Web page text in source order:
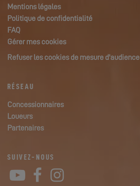
Mentions légales
Politique de confidentialité
FAQ
Gérer mes cookies
Refuser les cookies de mesure d'audience
RÉSEAU
Concessionnaires
Loueurs
Partenaires
SUIVEZ-NOUS
YouTube
Facebook
Instagram